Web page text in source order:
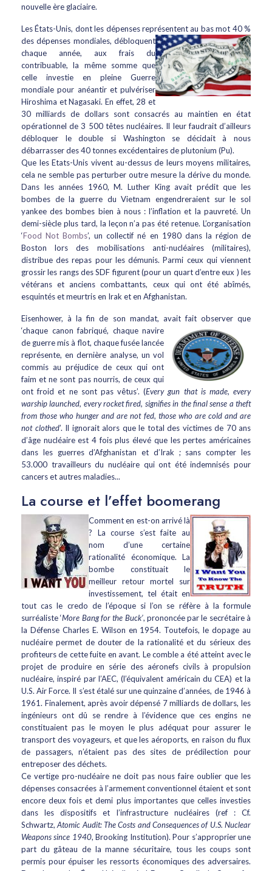
nouvelle ère glaciaire.
Les États-Unis, dont les dépenses représentent au bas mot 40 %
des dépenses mondiales, débloquent
chaque année, aux frais du
contribuable, la même somme que
celle investie en pleine Guerre
mondiale pour anéantir et pulvériser
Hiroshima et Nagasaki. En effet, 28 et
30 milliards de dollars sont consacrés au maintien en état
opérationnel de 3 500 têtes nucléaires. Il leur faudrait d’ailleurs
débloquer le double si Washington se décidait à nous
débarrasser des 40 tonnes excédentaires de plutonium (Pu).
Que les Etats-Unis vivent au-dessus de leurs moyens militaires,
cela ne semble pas perturber outre mesure la dérive du monde.
Dans les années 1960, M. Luther King avait prédit que les
bombes de la guerre du Vietnam engendreraient sur le sol
yankee des bombes bien à nous : l’inflation et la pauvreté. Un
demi-siècle plus tard, la leçon n’a pas été retenue. L’organisation
‘Food Not Bombs’, un collectif né en 1980 dans la région de
Boston lors des mobilisations anti-nucléaires (militaires),
distribue des repas pour les démunis. Parmi ceux qui viennent
grossir les rangs des SDF figurent (pour un quart d’entre eux ) les
vétérans et anciens combattants, ceux qui ont été abîmés,
esquintés et meurtris en Irak et en Afghanistan.
Eisenhower, à la fin de son mandat, avait fait observer que
‘chaque canon fabriqué, chaquenavire
de guerre mis à flot, chaque fusée lancée
représente, en dernière analyse, un vol
commis au préjudice de ceux qui ont
faim et ne sont pas nourris, de ceux qui
ont froid et ne sont pas vêtus’. (Every gun that is made, every
warship launched, every rocket fired, signifies in the final sense a theft
from those who hunger and are not fed, those who are cold and are
not clothed’. Il ignorait alors que le total des victimes de 70 ans
d’âge nucléaire est 4 fois plus élevé que les pertes américaines
dans les guerres d’Afghanistan et d’Irak ; sans compter les
53.000 travailleurs du nucléaire qui ont été indemnisés pour
cancers et autres maladies...
La course et l’effet boomerang
Comment en est-on arrivé là
? La course s’est faite au
nom d’une certaine
rationalité économique. La
bombe constituait le
meilleur retour mortel sur
investissement, tel était en
tout cas le credo de l’époque si l’on se réfère à la formule
surréaliste ‘More Bang for the Buck’, prononcée par le secrétaire à
la Défense Charles E. Wilson en 1954. Toutefois, le dopage au
nucléaire permet de douter de la rationalité et du sérieux des
profiteurs de cette fuite en avant. Le comble a été atteint avec le
projet de produire en série des aéronefs civils à propulsion
nucléaire, inspiré par l’AEC, (l’équivalent américain du CEA) et la
U.S. Air Force. Il s’est étalé sur une quinzaine d’années, de 1946 à
1961. Finalement, après avoir dépensé 7 milliards de dollars, les
ingénieurs ont dû se rendre à l’évidence que ces engins ne
constituaient pas le moyen le plus adéquat pour assurer le
transport des voyageurs, et que les aéroports, en raison du flux
de passagers, n’étaient pas des sites de prédilection pour
entreposer des déchets.
Ce vertige pro-nucléaire ne doit pas nous faire oublier que les
dépenses consacrées à l’armement conventionnel étaient et sont
encore deux fois et demi plus importantes que celles investies
dans les dispositifs et l’infrastructure nucléaires (ref : Cf.
Schwartz,Atomic Audit: The Costs and Consequences of U.S. Nuclear
Weapons since 1940, Brooking Institution). Pour s’approprier une
part du gâteau de la manne sécuritaire, tous les coups sont
permis pour épuiser les ressorts économiques des adversaires.